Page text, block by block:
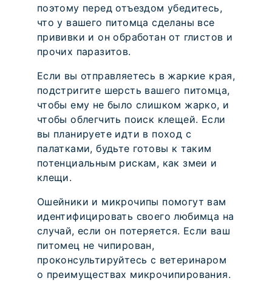
поэтому перед отъездом убедитесь,
что у вашего питомца сделаны все
прививки и он обработан от глистов и
прочих паразитов.
Если вы отправляетесь в жаркие края,
подстригите шерсть вашего питомца,
чтобы ему не было слишком жарко, и
чтобы облегчить поиск клещей. Если
вы планируете идти в поход с
палатками, будьте готовы к таким
потенциальным рискам, как змеи и
клещи.
Ошейники и микрочипы помогут вам
идентифицировать своего любимца на
случай, если он потеряется. Если ваш
питомец не чипирован,
проконсультируйтесь с ветеринаром
о преимуществах микрочипирования.